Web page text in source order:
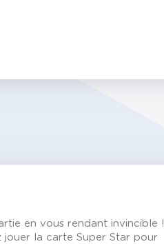
en vous rendant invincible !
la carte Super Star pour